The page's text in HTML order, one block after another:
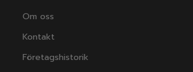
Om oss
Kontakt
Företagshistorik